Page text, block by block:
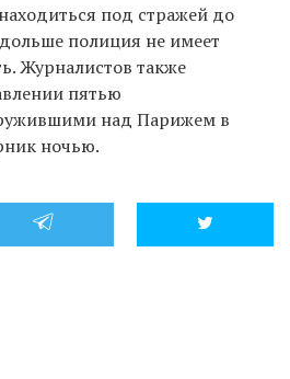
под стражей до
полиция не имеет
Журналистов также
пятью
над Парижем в
ночью.